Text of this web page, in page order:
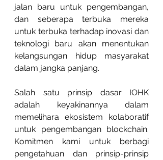
jalan baru untuk pengembangan,
dan seberapa terbuka mereka
untuk terbuka terhadap inovasi dan
teknologi baru akan menentukan
kelangsungan hidup masyarakat
dalam jangka panjang.
Salah satu prinsip dasar IOHK
adalah keyakinannya dalam
memelihara ekosistem kolaboratif
untuk pengembangan blockchain.
Komitmen kami untuk berbagi
pengetahuan dan prinsip-prinsip